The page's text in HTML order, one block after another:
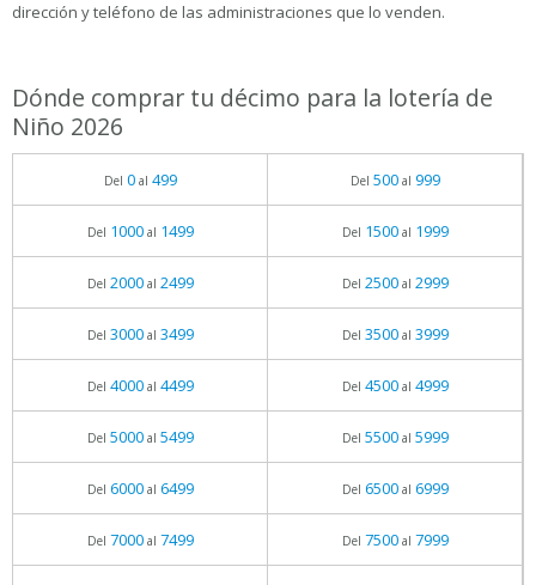
dirección y teléfono de las administraciones que lo venden.
Dónde comprar tu décimo para la lotería de
Niño 2026
Del 0al 499 Del 500al 999
Del 1000al 1499 Del 1500al 1999
Del 2000al 2499 Del 2500al 2999
Del 3000al 3499 Del 3500al 3999
Del 4000al 4499 Del 4500al 4999
Del 5000al 5499 Del 5500al 5999
Del 6000al 6499 Del 6500al 6999
Del 7000al 7499 Del 7500al 7999